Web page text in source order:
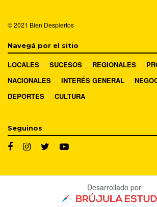
© 2021 Bien Despiertos
Navegá por el sitio
LOCALES SUCESOS REGIONALES
NACIONALES
INTERÉS GENERAL
DEPORTES
CULTURA
Seguinos
Desarrollado por